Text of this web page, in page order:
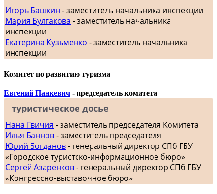
Игорь Башкин - заместитель начальника инспекции
Мария Булгакова - заместитель начальника
инспекции
Екатерина Кузьменко - заместитель начальника
инспекции
Комитет по развитию туризма
Евгений Панкевич - председатель комитета
туристическое досье
Нана Гвичия - заместитель председателя Комитета
Илья Баннов- заместитель председателя
Юрий Богданов- генеральный директор СПб ГБУ
«Городское туристско-информационное бюро»
Сергей Азаренков- генеральный директор СПб ГБУ
«Конгрессно-выставочное бюро»